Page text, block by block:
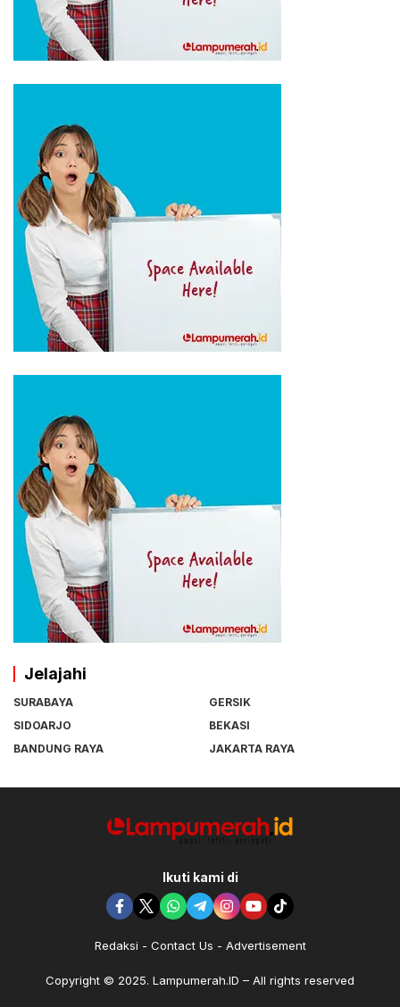
Jelajahi
SURABAYA
GERSIK
SIDOARJO
BEKASI
BANDUNG RAYA
JAKARTA RAYA
Ikuti kami di
Redaksi Contact Us Advertisement
Copyright © 2025. Lampumerah.ID – All rights reserved